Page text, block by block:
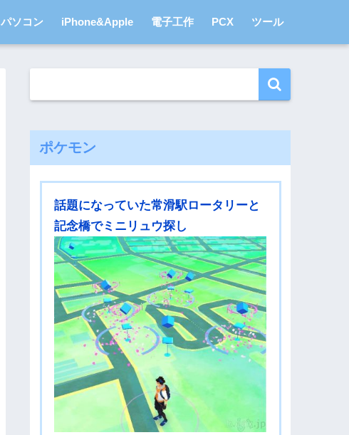
パソコン iPhone&Apple 電子工作 PCX ツール
ポケモン
話題になっていた常滑駅ロータリーと
記念橋でミニリュウ探し